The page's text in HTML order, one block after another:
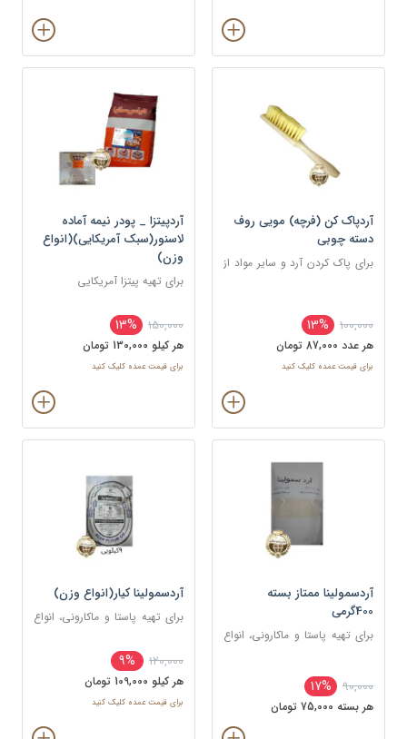
آردپاک کن (فرچه) مویی روف
دسته چوبی
برای پاک کردن آرد و سایر مواد از
100,000
13%
هر عدد 87,000 تومان
برای قیمت عمده کلیک کنید
آردپیتزا _ پودر نیمه آماده
لاسنور(سبک آمریکایی)(انواع
وزن)
برای تهیه پیتزا آمریکایی
150,000
13%
هر کيلو 130,000 تومان
برای قیمت عمده کلیک کنید
آردسمولینا ممتاز بسته
400گرمی
برای تهیه پاستا و ماکارونی، انواع
پودینگ، حلوای سمولینا)
90,000
17%
هر بسته 75,000 تومان
آردسمولینا کیار(انواع وزن)
برای تهیه پاستا و ماکارونی، انواع
بیسکوئیت‌ها، دسرها (مانند فرنی،
پودینگ، حلوای سمولینا)
120,000
9%
هر کيلو 109,000 تومان
برای قیمت عمده کلیک کنید